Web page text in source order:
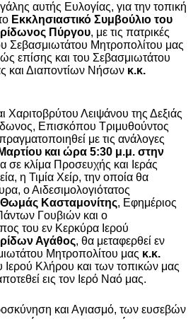
αυτής Ευλογίας, για την τοπική
Εκκλησιαστικό Συμβούλιο του
Πύργου, με τις πατρικές
Σεβασμιωτάτου Μητροπολίτου μας
επίσης και του Σεβασμιωτάτου
και Διαποντίων Νήσων κ.κ.
Χαριτοβρύτου Λειψάνου της Δεξιάς
Επισκόπου Τριμυθούντος
με τις ανάλογες
και ώρα 5:30 μ.μ. στην
σε κλίμα Προσευχής και Ιεράς
η Τιμία Χείρ, την οποία θα
ο Αιδεσιμολογιότατος
Κασταμονίτης, Εφημέριος
Γουβιών και ο
του εν Κερκύρα Ιερού
Αγάθος, θα μεταφερθεί εν
Μητροπολίτου μας κ.κ.
Ιερού Κλήρου και των τοπικών μας
εις τον Ιερό Ναό μας.
και Αγιασμό, των ευσεβών